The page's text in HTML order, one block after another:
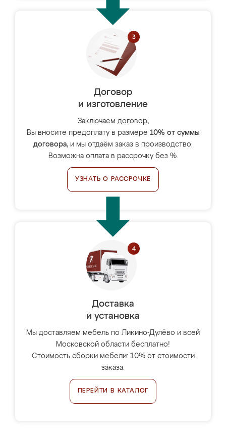
Договор
и изготовление
Заключаем договор,
Вы вносите предоплату в размере 10% от суммы
договора, и мы отдаём заказ в производство.
Возможна оплата в рассрочку без %.
УЗНАТЬ О РАССРОЧКЕ
Доставка
и установка
Мы доставляем мебель по Ликино-Дулёво и всей
Московской области бесплатно!
Стоимость сборки мебели: 10% от стоимости
заказа.
ПЕРЕЙТИ В КАТАЛОГ